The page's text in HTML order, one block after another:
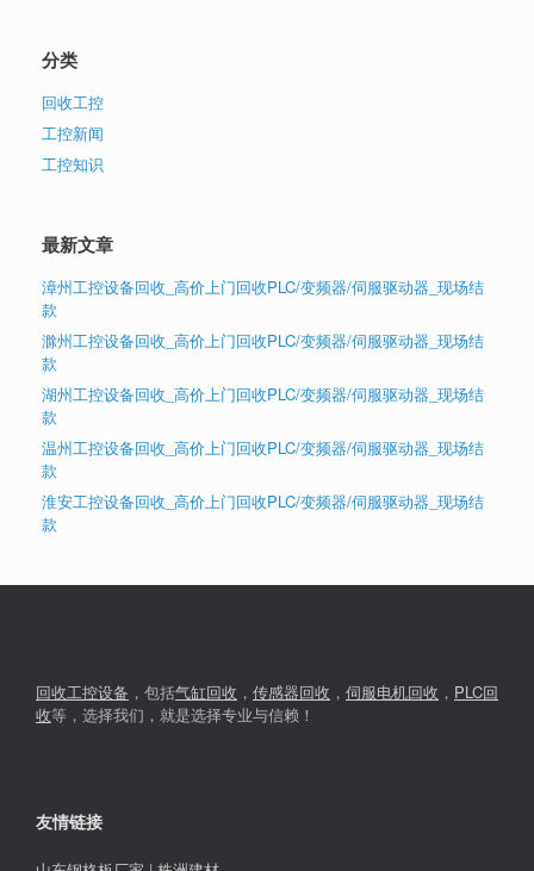
分类
回收工控
工控新闻
工控知识
最新文章
漳州工控设备回收_高价上门回收PLC/变频器/伺服驱动器_现场结
款
滁州工控设备回收_高价上门回收PLC/变频器/伺服驱动器_现场结
款
湖州工控设备回收_高价上门回收PLC/变频器/伺服驱动器_现场结
款
温州工控设备回收_高价上门回收PLC/变频器/伺服驱动器_现场结
款
淮安工控设备回收_高价上门回收PLC/变频器/伺服驱动器_现场结
款
回收工控设备 ，包括气缸回收 ， 传感器回收 ， 伺服电机回收 ， PLC回
收等，选择我们，就是选择专业与信赖！
友情链接